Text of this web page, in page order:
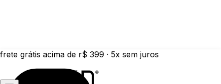
frete grátis acima de r$ 399 · 5x sem juros